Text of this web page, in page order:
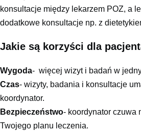
konsultacje między lekarzem POZ, a
dodatkowe konsultacje np. z
Jakie są korzyści dla
Wygoda- więcej wizyt i badań w
Czas- wizyty, badania i konsultacje
koordynator.
Bezpieczeństwo- koordynator czuwa
Twojego planu leczenia.